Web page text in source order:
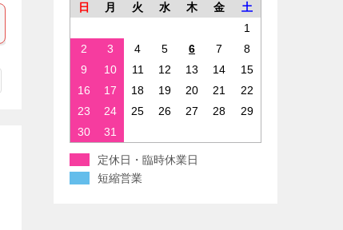
日
月 火 水 木 金
土
1
2
3 4 5 6 7
8
9
10 11 12 13 14
15
16
17 18 19 20 21
22
23
24 25 26 27 28
29
30
31
定休日・臨時休業日
短縮営業